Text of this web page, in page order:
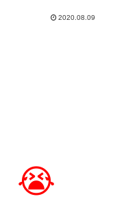
2020.08.09
😭